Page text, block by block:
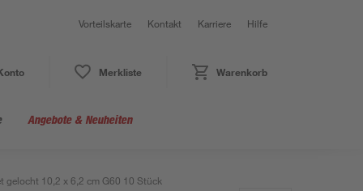
Vorteilskarte Kontakt Karriere Hilfe
Merkliste Warenkorb
Angebote & Neuheiten
gelocht 10,2 x 6,2 cm G60 10 Stück